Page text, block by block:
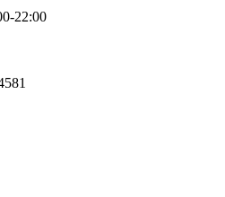
22:00